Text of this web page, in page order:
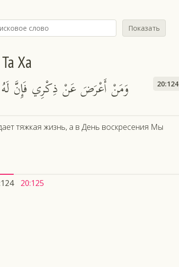
Показать
Ха
وَمَنْ أَعْرَضَ عَنْ ذِكْرِي فَإِنَّ لَهُ 20:124
тяжкая жизнь, а в День воскресения Мы
20:125